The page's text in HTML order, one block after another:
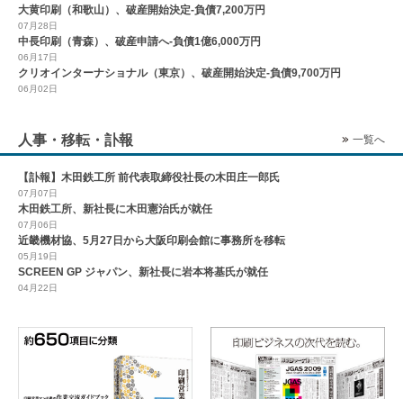
大黄印刷（和歌山）、破産開始決定-負債7,200万円
07月28日
中長印刷（青森）、破産申請へ-負債1億6,000万円
06月17日
クリオインターナショナル（東京）、破産開始決定-負債9,700万円
06月02日
人事・移転・訃報 一覧へ
【訃報】木田鉄工所 前代表取締役社長の木田庄一郎氏
07月07日
木田鉄工所、新社長に木田憲治氏が就任
07月06日
近畿機材協、5月27日から大阪印刷会館に事務所を移転
05月19日
SCREEN GP ジャパン、新社長に岩本将基氏が就任
04月22日